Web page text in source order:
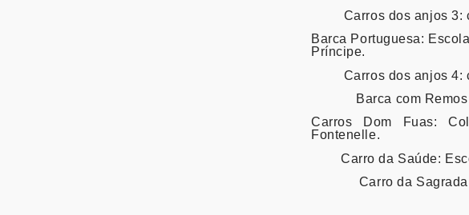
Carros dos anjos 3:
Barca Portuguesa:
Príncipe.
Carros dos anjos 4:
Barca com
Carros Dom Fuas:
Fontenelle.
Carro da Saúde:
Carro da